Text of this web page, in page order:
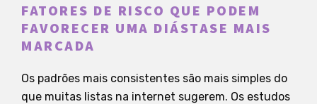
FATORES DE RISCO QUE PODEM
FAVORECER UMA DIÁSTASE MAIS
MARCADA
Os padrões mais consistentes são mais simples do
que muitas listas na internet sugerem. Os estudos